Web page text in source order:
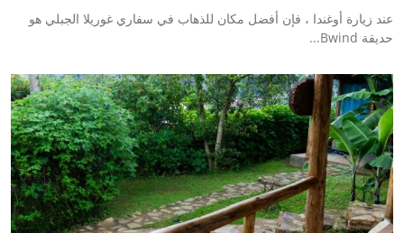
عند زيارة أوغندا ، فإن أفضل مكان للذهاب في سفاري غوريلا الجبلي هو
حديقة Bwind...